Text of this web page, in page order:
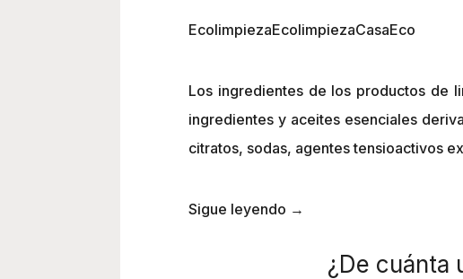
EcolimpiezaEcolimpiezaCasaEco
Los ingredientes de los productos de
ingredientes y aceites esenciales
citratos, sodas, agentes tensioactivos
Sigue leyendo →
¿De cuánta